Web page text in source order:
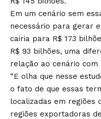
Em um cenário sem
necessário para gerar
cairia para R$ 173
R$ 93 bilhões, uma
relação ao cenário com
“E olha que nesse
o fato de que essas
localizadas em regiões
regiões exportadoras